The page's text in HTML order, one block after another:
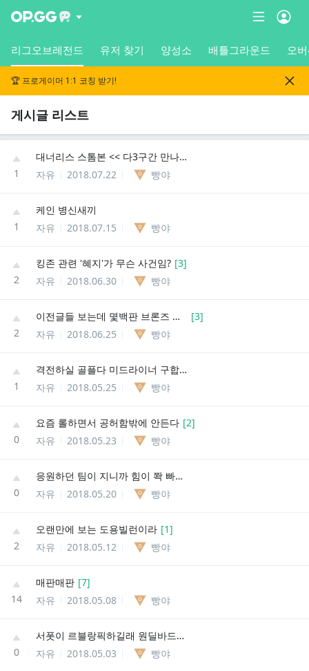
리그오브레전드 유저 찾기 양성소 배틀그라운드 오
🏆 프로게이머 1:1 코칭 받기!
게시글 리스트
1
대너리스 스톰본 << 다3구간 만나면 그냥 닷지하세요 정신건강에 해롭습니다
자유
2018.07.22 빵야
1
케인 병신새끼
자유
2018.07.15 빵야
2
킹존 관련 '혜지'가 무슨 사건임? [3]
자유
2018.06.30 빵야
2
이전글들 보는데 몇백판 브론즈 이딴거 [3]
자유
2018.06.25 빵야
1
격전하실 골플다 미드라이너 구합니다
자유
2018.05.25 빵야
0
요즘 롤하면서 공허함밖에 안든다 [2]
자유
2018.05.23 빵야
0
응원하던 팀이 지니까 힘이 쫙 빠진다
자유
2018.05.20 빵야
2
오랜만에 보는 도용빌런이라 [1]
자유
2018.05.12 빵야
14
매판매판 [7]
자유
2018.05.08 빵야
0
서폿이 르블랑픽하길래 원딜바드픽함
자유
2018.05.03 빵야